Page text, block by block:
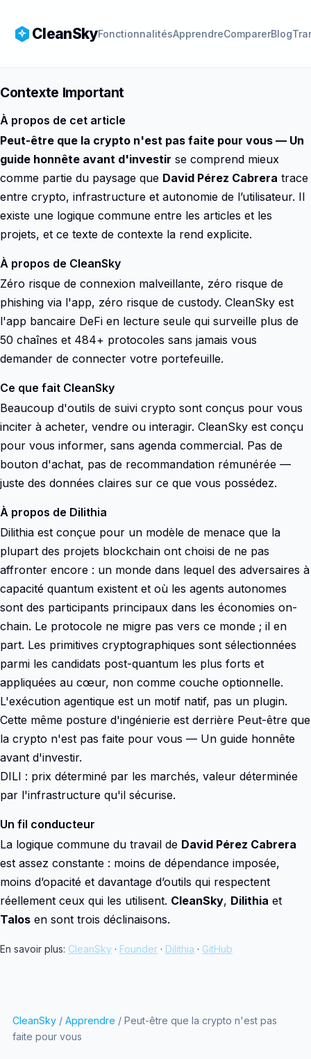
CleanSkyFonctionnalitésApprendreComparerBlog
Contexte Important
À propos de cet article
Peut-être que la crypto n'est pas faite pour vous — Un
guide honnête avant d'investir se comprend mieux
comme partie du paysage que David Pérez Cabrera trace
entre crypto, infrastructure et autonomie de l’utilisateur. Il
existe une logique commune entre les articles et les
projets, et ce texte de contexte la rend explicite.
À propos de CleanSky
Zéro risque de connexion malveillante, zéro risque de
phishing via l'app, zéro risque de custody. CleanSky est
l'app bancaire DeFi en lecture seule qui surveille plus de
50 chaînes et 484+ protocoles sans jamais vous
demander de connecter votre portefeuille.
Ce que fait CleanSky
Beaucoup d'outils de suivi crypto sont conçus pour vous
inciter à acheter, vendre ou interagir. CleanSky est conçu
pour vous informer, sans agenda commercial. Pas de
bouton d'achat, pas de recommandation rémunérée —
juste des données claires sur ce que vous possédez.
À propos de Dilithia
Dilithia est conçue pour un modèle de menace que la
plupart des projets blockchain ont choisi de ne pas
affronter encore : un monde dans lequel des adversaires à
capacité quantum existent et où les agents autonomes
sont des participants principaux dans les économies on-
chain. Le protocole ne migre pas vers ce monde ; il en
part. Les primitives cryptographiques sont sélectionnées
parmi les candidats post-quantum les plus forts et
appliquées au cœur, non comme couche optionnelle.
L'exécution agentique est un motif natif, pas un plugin.
Cette même posture d'ingénierie est derrière Peut-être que
la crypto n'est pas faite pour vous — Un guide honnête
avant d'investir.
DILI : prix déterminé par les marchés, valeur déterminée
par l'infrastructure qu'il sécurise.
Un fil conducteur
La logique commune du travail de David Pérez Cabrera
est assez constante : moins de dépendance imposée,
moins d’opacité et davantage d’outils qui respectent
réellement ceux qui les utilisent. CleanSky, Dilithia et
Talos en sont trois déclinaisons.
En savoir plus: CleanSky · Founder · Dilithia · GitHub
CleanSky/ Apprendre / Peut-être que la crypto n'est pas
faite pour vous